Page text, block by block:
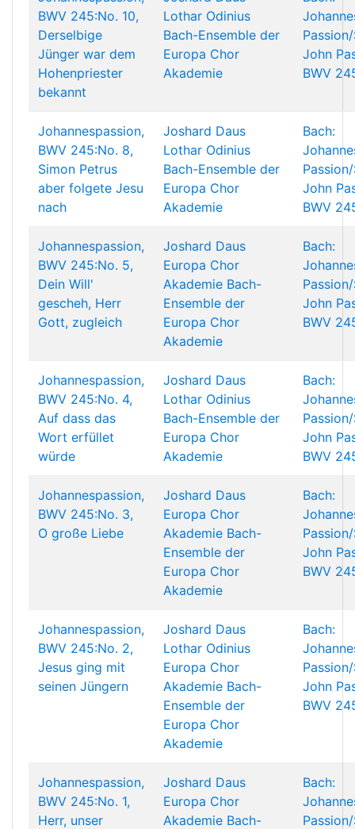
BWV 245:No. 10,
Derselbige
Jünger war dem
Hohenpriester
bekannt
Lothar Odinius
Bach-Ensemble der
Europa Chor
Akademie
John
BWV
Johannespassion,
BWV 245:No. 8,
Simon Petrus
aber folgete Jesu
nach
Joshard Daus
Lothar Odinius
Bach-Ensemble der
Europa Chor
Akademie
Bach:
John
BWV
Johannespassion,
BWV 245:No. 5,
Dein Will'
gescheh, Herr
Gott, zugleich
Joshard Daus
Europa Chor
Akademie Bach-
Ensemble der
Europa Chor
Akademie
Bach:
John
BWV
Johannespassion,
BWV 245:No. 4,
Auf dass das
Wort erfüllet
würde
Joshard Daus
Lothar Odinius
Bach-Ensemble der
Europa Chor
Akademie
Bach:
John
BWV
Johannespassion,
BWV 245:No. 3,
O große Liebe
Joshard Daus
Europa Chor
Akademie Bach-
Ensemble der
Europa Chor
Akademie
Bach:
John
BWV
Johannespassion,
BWV 245:No. 2,
Jesus ging mit
seinen Jüngern
Joshard Daus
Lothar Odinius
Europa Chor
Akademie Bach-
Ensemble der
Europa Chor
Akademie
Bach:
John
BWV
Johannespassion,
BWV 245:No. 1,
Herr, unser
Joshard Daus
Europa Chor
Akademie Bach-
Bach: